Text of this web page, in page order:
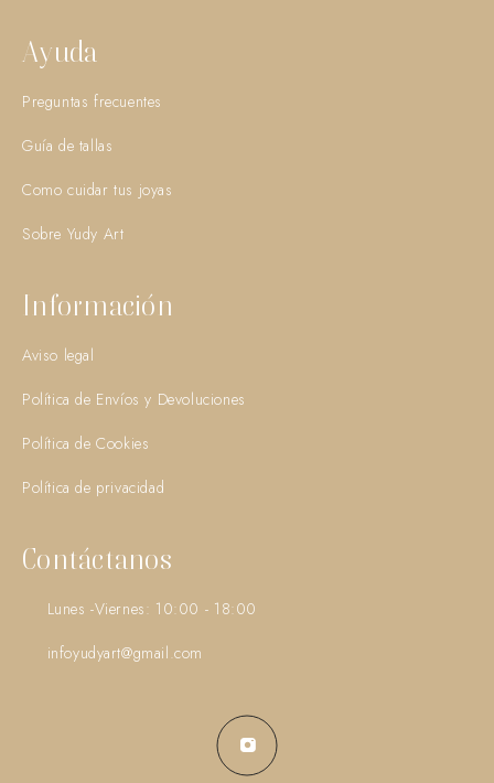
Ayuda
Preguntas frecuentes
Guía de tallas
Como cuidar tus joyas
Sobre Yudy Art
Información
Aviso legal
Política de Envíos y Devoluciones
Política de Cookies
Política de privacidad
Contáctanos
Lunes -Viernes: 10:00 - 18:00
infoyudyart@gmail.com